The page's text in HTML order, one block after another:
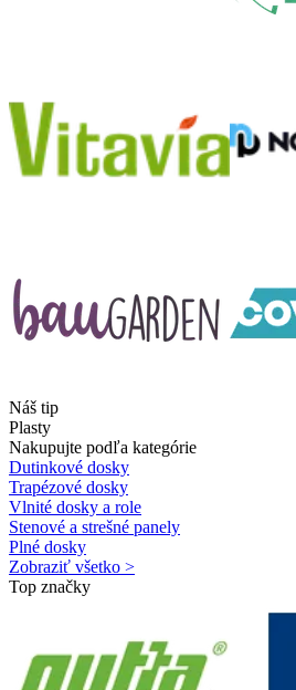
Náš tip
Plasty
Nakupujte podľa kategórie
Dutinkové dosky
Trapézové dosky
Vlnité dosky a role
Stenové a strešné panely
Plné dosky
Zobraziť všetko >
Top značky